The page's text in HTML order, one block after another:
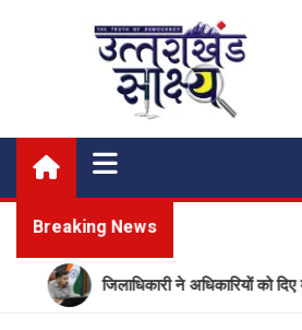
Uttarakhand
My News Portal
Breaking News
जिलाधिकारी ने अधिकारियों को दिए